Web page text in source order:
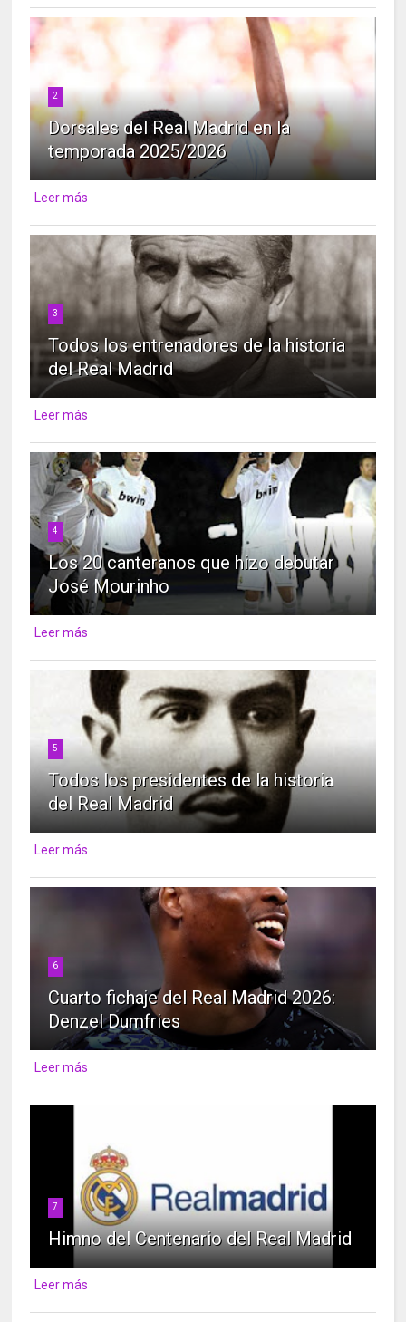
2
Dorsales del Real Madrid en la
temporada 2025/2026
Leer más
3
Todos los entrenadores de la historia
del Real Madrid
Leer más
4
Los 20 canteranos que hizo debutar
José Mourinho
Leer más
5
Todos los presidentes de la historia
del Real Madrid
Leer más
6
Cuarto fichaje del Real Madrid 2026:
Denzel Dumfries
Leer más
7
Himno del Centenario del Real Madrid
Leer más